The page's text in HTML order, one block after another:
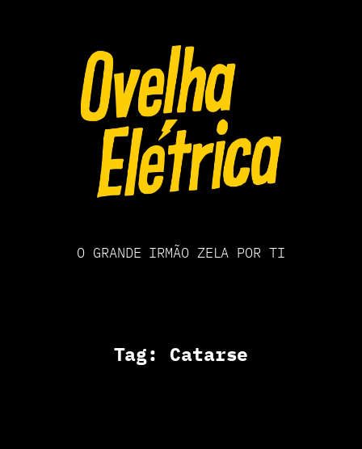
O GRANDE IRMÃO ZELA POR TI
Tag: Catarse